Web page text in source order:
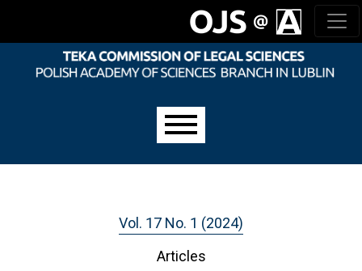
Vol. 17 No. 1 (2024)
Articles